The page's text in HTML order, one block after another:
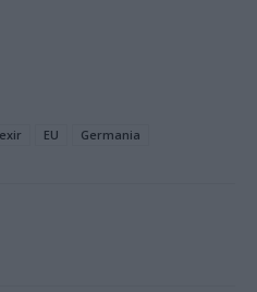
EU Germania